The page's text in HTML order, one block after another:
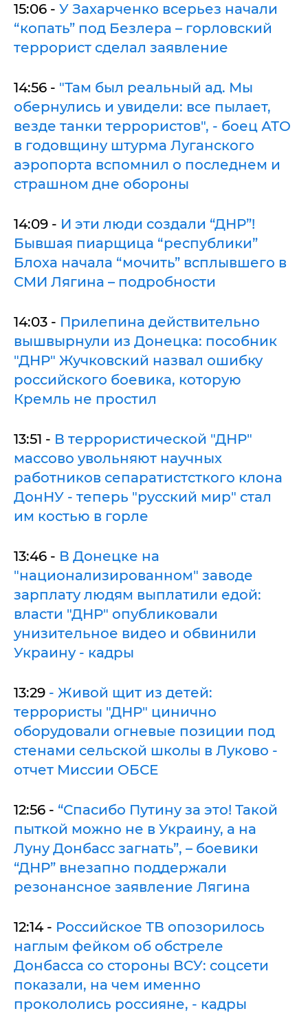
15:06 - У Захарченко всерьез начали
“копать” под Безлера – горловский
террорист сделал заявление
14:56 - "Там был реальный ад. Мы
обернулись и увидели: все пылает,
везде танки террористов", - боец АТО
в годовщину штурма Луганского
аэропорта вспомнил о последнем и
страшном дне обороны
14:09 - И эти люди создали “ДНР”!
Бывшая пиарщица “республики”
Блоха начала “мочить” всплывшего в
СМИ Лягина – подробности
14:03 - Прилепина действительно
вышвырнули из Донецка: пособник
"ДНР" Жучковский назвал ошибку
российского боевика, которую
Кремль не простил
13:51 - В террористической "ДНР"
массово увольняют научных
работников сепаратистсткого клона
ДонНУ - теперь "русский мир" стал
им костью в горле
13:46 - В Донецке на
"национализированном" заводе
зарплату людям выплатили едой:
власти "ДНР" опубликовали
унизительное видео и обвинили
Украину - кадры
13:29 - Живой щит из детей:
террористы "ДНР" цинично
оборудовали огневые позиции под
стенами сельской школы в Луково -
отчет Миссии ОБСЕ
12:56 - “Спасибо Путину за это! Такой
пыткой можно не в Украину, а на
Луну Донбасс загнать”, – боевики
“ДНР” внезапно поддержали
резонансное заявление Лягина
12:14 - Российское ТВ опозорилось
наглым фейком об обстреле
Донбасса со стороны ВСУ: соцсети
показали, на чем именно
прокололись россияне, - кадры